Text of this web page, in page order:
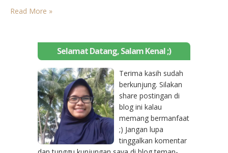
Tidak dapat dipungkiri, meski masih berusia muda, IHGMA
sangat berperan di dunia pariwisata. IHGMA Lombok sendiri
Read More »
Selamat Datang, Salam Kenal ;)
Terima kasih sudah
berkunjung. Silakan
share postingan di
blog ini kalau
memang bermanfaat
;) Jangan lupa
tinggalkan komentar